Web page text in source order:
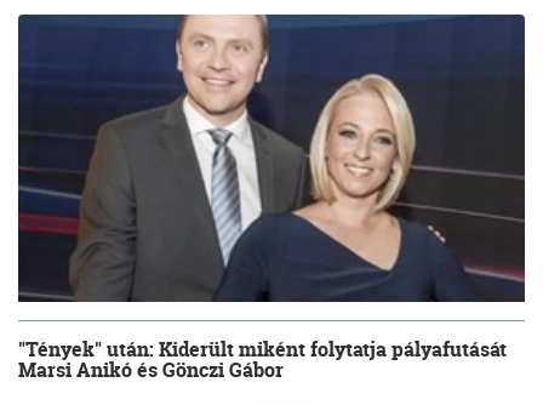
"Tények" után: Kiderült miként folytatja pályafutását
Marsi Anikó és Gönczi Gábor